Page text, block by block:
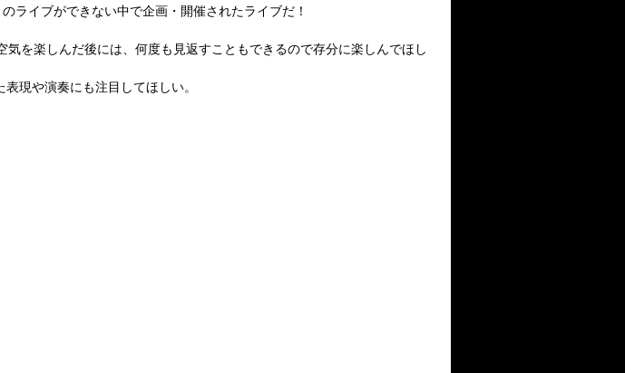
ライブができない中で企画・開催されたライブだ！
を楽しんだ後には、何度も見返すこともできるので存分に楽しんでほし
現や演奏にも注目してほしい。